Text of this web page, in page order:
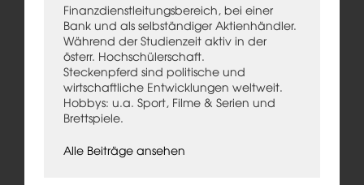
Finanzdienstleitungsbereich, bei einer
Bank und als selbständiger Aktienhändler.
Während der Studienzeit aktiv in der
österr. Hochschülerschaft.
Steckenpferd sind politische und
wirtschaftliche Entwicklungen weltweit.
Hobbys: u.a. Sport, Filme & Serien und
Brettspiele.
Alle Beiträge ansehen